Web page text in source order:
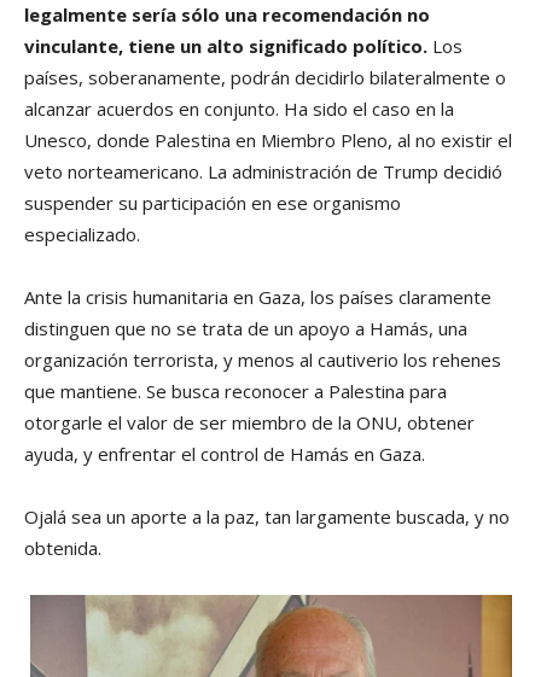
legalmente sería sólo una recomendación no
vinculante, tiene un alto significado político. Los
países, soberanamente, podrán decidirlo bilateralmente o
alcanzar acuerdos en conjunto. Ha sido el caso en la
Unesco, donde Palestina en Miembro Pleno, al no existir el
veto norteamericano. La administración de Trump decidió
suspender su participación en ese organismo
especializado.
Ante la crisis humanitaria en Gaza, los países claramente
distinguen que no se trata de un apoyo a Hamás, una
organización terrorista, y menos al cautiverio los rehenes
que mantiene. Se busca reconocer a Palestina para
otorgarle el valor de ser miembro de la ONU, obtener
ayuda, y enfrentar el control de Hamás en Gaza.
Ojalá sea un aporte a la paz, tan largamente buscada, y no
obtenida.